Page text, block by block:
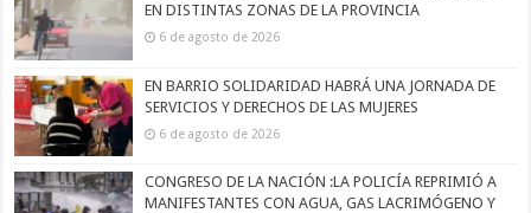
EN DISTINTAS ZONAS DE LA PROVINCIA
6 de agosto de 2026
EN BARRIO SOLIDARIDAD HABRÁ UNA JORNADA DE
SERVICIOS Y DERECHOS DE LAS MUJERES
6 de agosto de 2026
CONGRESO DE LA NACIÓN :LA POLICÍA REPRIMIÓ A
MANIFESTANTES CON AGUA, GAS LACRIMÓGENO Y